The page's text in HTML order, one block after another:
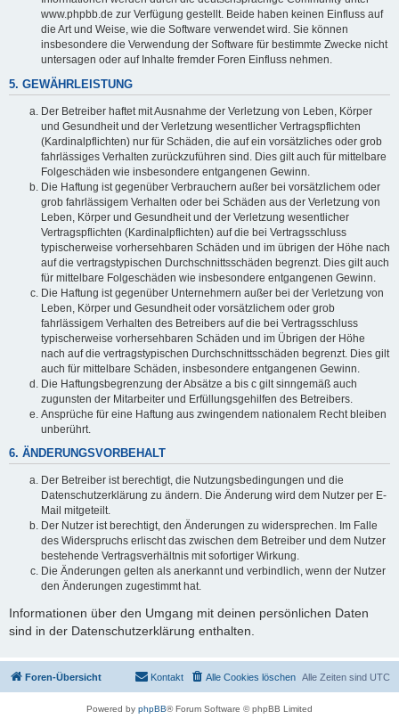
www.phpbb.de zur Verfügung gestellt. Beide haben keinen Einfluss auf
die Art und Weise, wie die Software verwendet wird. Sie können
insbesondere die Verwendung der Software für bestimmte Zwecke nicht
untersagen oder auf Inhalte fremder Foren Einfluss nehmen.
5. GEWÄHRLEISTUNG
Der Betreiber haftet mit Ausnahme der Verletzung von Leben, Körper
und Gesundheit und der Verletzung wesentlicher Vertragspflichten
(Kardinalpflichten) nur für Schäden, die auf ein vorsätzliches oder grob
fahrlässiges Verhalten zurückzuführen sind. Dies gilt auch für mittelbare
Folgeschäden wie insbesondere entgangenen Gewinn.
Die Haftung ist gegenüber Verbrauchern außer bei vorsätzlichem oder
grob fahrlässigem Verhalten oder bei Schäden aus der Verletzung von
Leben, Körper und Gesundheit und der Verletzung wesentlicher
Vertragspflichten (Kardinalpflichten) auf die bei Vertragsschluss
typischerweise vorhersehbaren Schäden und im übrigen der Höhe nach
auf die vertragstypischen Durchschnittsschäden begrenzt. Dies gilt auch
für mittelbare Folgeschäden wie insbesondere entgangenen Gewinn.
Die Haftung ist gegenüber Unternehmern außer bei der Verletzung von
Leben, Körper und Gesundheit oder vorsätzlichem oder grob
fahrlässigem Verhalten des Betreibers auf die bei Vertragsschluss
typischerweise vorhersehbaren Schäden und im Übrigen der Höhe
nach auf die vertragstypischen Durchschnittsschäden begrenzt. Dies gilt
auch für mittelbare Schäden, insbesondere entgangenen Gewinn.
Die Haftungsbegrenzung der Absätze a bis c gilt sinngemäß auch
zugunsten der Mitarbeiter und Erfüllungsgehilfen des Betreibers.
Ansprüche für eine Haftung aus zwingendem nationalem Recht bleiben
unberührt.
6. ÄNDERUNGSVORBEHALT
Der Betreiber ist berechtigt, die Nutzungsbedingungen und die
Datenschutzerklärung zu ändern. Die Änderung wird dem Nutzer per E-
Mail mitgeteilt.
Der Nutzer ist berechtigt, den Änderungen zu widersprechen. Im Falle
des Widerspruchs erlischt das zwischen dem Betreiber und dem Nutzer
bestehende Vertragsverhältnis mit sofortiger Wirkung.
Die Änderungen gelten als anerkannt und verbindlich, wenn der Nutzer
den Änderungen zugestimmt hat.
Informationen über den Umgang mit deinen persönlichen Daten
sind in der Datenschutzerklärung enthalten.
Foren-Übersicht Alle Zeiten sind UTC
Alle Cookies löschen
Kontakt
Powered by phpBB® Forum Software © phpBB Limited